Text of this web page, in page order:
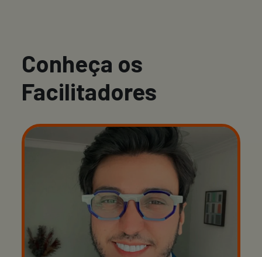
Conheça os
Facilitadores